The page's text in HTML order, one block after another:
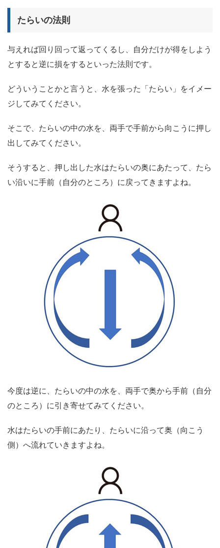
たらいの法則
与えれば回り回って返ってくるし、自分だけが得をしよう
とすると逆に損をするといった法則です。
どういうことかと言うと、水を張った「たらい」をイメー
ジしてみてください。
そこで、たらいの中の水を、両手で手前から向こうに押し
出してみてください。
そうすると、押し出した水はたらいの奥にあたって、たら
い沿いに手前（自分のところ）に戻ってきますよね。
今度は逆に、たらいの中の水を、両手で奥から手前（自分
のところ）に引き寄せてみてください。
水はたらいの手前にあたり、たらいに沿って奥（向こう
側）へ流れていきますよね。